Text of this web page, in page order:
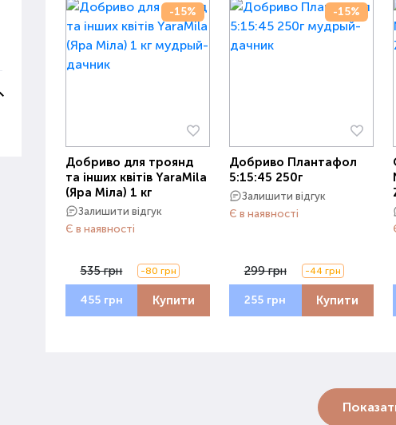
-15%
Добриво для троянд
та інших квітів YaraMila
(Яра Міла) 1 кг
Залишити відгук
Є в наявності
535 грн -80 грн
455 грн Купити
-15%
Добриво Плантафол
5:15:45 250г
Залишити відгук
Є в наявності
299 грн -44 грн
255 грн Купити